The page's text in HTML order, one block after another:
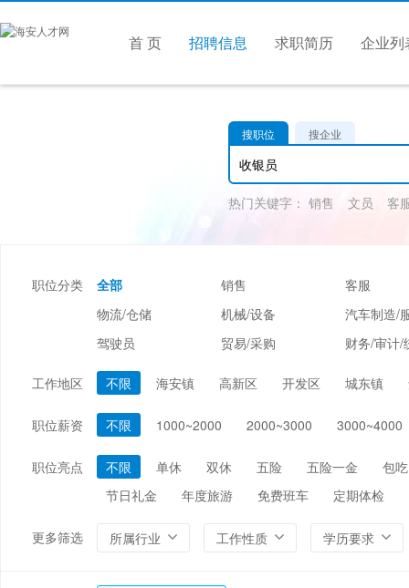
首 页 招聘信息 求职简历 企业列
搜职位 搜企业
热门关键字： 销售 文员 客
职位分类 全部 销售
客服
物流/仓储
机械/设备
汽车制造/
驾驶员
贸易/采购
财务/审计/
美容/美发
编辑/出版/印刷
金融/证券/投资
保险
能源/电力/矿产
化工 环保
工作地区 不限 海安镇 高新区 开发区 城东镇
职位薪资 不限 1000~2000 2000~3000 3000~4000
职位亮点 不限 单休 双休 五险 五险一金
包吃
节日礼金
年度旅游 免费班车 定期体检
更多筛选 所属行业 工作性质 学历要求